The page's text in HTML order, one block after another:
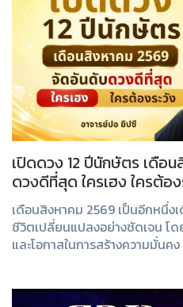
เปิดดวง 12 ปีนักษัตร เดือ
ดวงดีที่สุด ใครเฮง ใครต้อ
เดือนสิงหาคม 2569 เป็นอีกหนึ่
ชีวิตเปลี่ยนแปลงอย่างชัดเจน โด
และโอกาสในการสร้างความมั่นค